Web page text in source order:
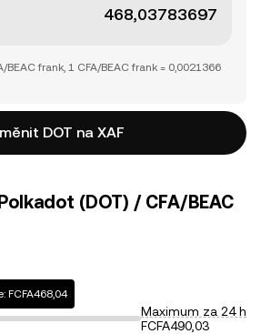
BEAC frank, 1 CFA/BEAC frank = 0,0021366
DOT na XAF
(DOT) / CFA/BEAC
FCFA468,04
Maximum za 24 h
FCFA490,03